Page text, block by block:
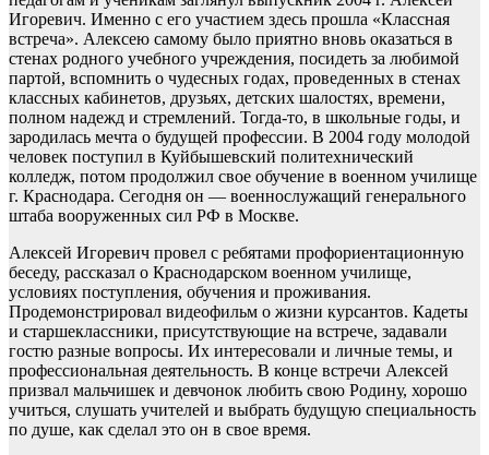
Игоревич. Именно с его участием здесь прошла «Классная
встреча». Алексею самому было приятно вновь оказаться в
стенах родного учебного учреждения, посидеть за любимой
партой, вспомнить о чудесных годах, проведенных в стенах
классных кабинетов, друзьях, детских шалостях, времени,
полном надежд и стремлений. Тогда-то, в школьные годы, и
зародилась мечта о будущей профессии. В 2004 году молодой
человек поступил в Куйбышевский политехнический
колледж, потом продолжил свое обучение в военном училище
г. Краснодара. Сегодня он — военнослужащий генерального
штаба вооруженных сил РФ в Москве.
Алексей Игоревич провел с ребятами профориентационную
беседу, рассказал о Краснодарском военном училище,
условиях поступления, обучения и проживания.
Продемонстрировал видеофильм о жизни курсантов. Кадеты
и старшеклассники, присутствующие на встрече, задавали
гостю разные вопросы. Их интересовали и личные темы, и
профессиональная деятельность. В конце встречи Алексей
призвал мальчишек и девчонок любить свою Родину, хорошо
учиться, слушать учителей и выбрать будущую специальность
по душе, как сделал это он в свое время.